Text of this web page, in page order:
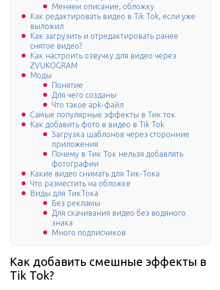
Меняем описание, обложку
Как редактировать видео в Tik Tok, если уже
выложил
Как загрузить и отредактировать ранее
снятое видео?
Как настроить озвучку для видео через
ZVUKOGRAM
Моды
Понятие
Для чего созданы
Что такое apk-файл
Самые популярные эффекты в Тик ток
Как добавить фото в видео в Tik Tok
Загрузка шаблонов через сторонние
приложения
Почему в Тик Ток нельзя добавлять
фотографии
Какие видео снимать для Тик-Тока
Что разместить на обложке
Виды для ТикТока
Без рекламы
Для скачивания видео без водяного
знака
Много подписчиков
Как добавить смешные эффекты в
Tik Tok?